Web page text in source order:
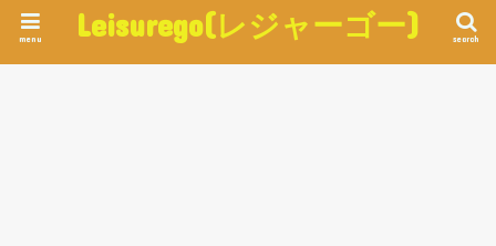
Leisurego(レジャーゴー) search
menu